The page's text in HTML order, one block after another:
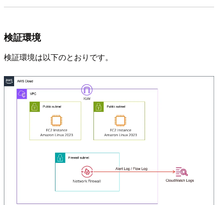
検証環境
検証環境は以下のとおりです。